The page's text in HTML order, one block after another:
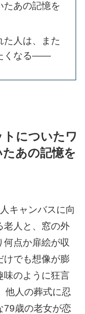
たあの記憶を
た人は、また
くなる――
についたワ
あの記憶を
キャンバスに向
老人と、窓の外
何点か扉絵が収
けでも想像が膨
味のように狂言
他人の葬式に忍
79歳の老女が恋